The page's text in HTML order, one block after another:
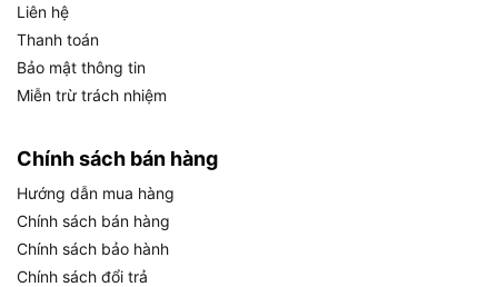
suất và điện năng, hiệu suất bơm nước, kết nối
đường ống và kích thước tổng thể. Đây là các
thông số quan trọng giúp người dùng đánh giá
khả năng thực tế của máy trước khi quyết định lắp
Cụ thể, bảng dưới đây tổng hợp toàn bộ thông số
kỹ thuật chính thức của Panasonic A-130JACK,
bao gồm thông tin về hiệu suất, kết nối và các
thông số vận hành quan trọng:
Liên hệ
Thanh toán
Bảo mật thông tin
Miễn trừ trách nhiệm
Chính sách bán hàng
Hướng dẫn mua hàng
Chính sách bán hàng
Chính sách bảo hành
Chính sách đổi trả